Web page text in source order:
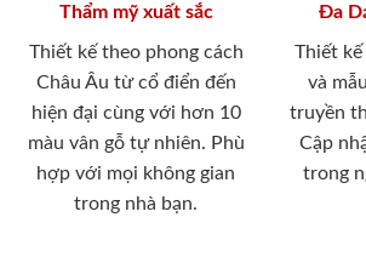
Thẩm mỹ xuất sắc
Thiết kế theo phong cách
Châu Âu từ cổ điển đến
hiện đại cùng với hơn 10
màu vân gỗ tự nhiên. Phù
hợp với mọi không gian
trong nhà bạn.
Đa
Thiết kế
và
truyền
Cập
trong